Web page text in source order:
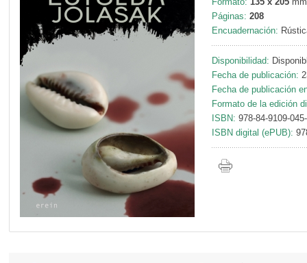
Páginas: 208
Encuadernación:
Disponibilidad:
Fecha de publicación:
Fecha de publicación
Formato de la edición
ISBN: 978-84-9109-
ISBN digital (ePUB):